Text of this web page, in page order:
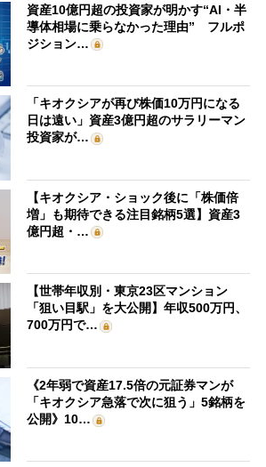
資産10億円超の投資家が明かす“AI・半
導体相場に乗らなかった理由” フルポ
ジション…
「キオクシアが再び株価10万円になる
日は遠い」資産3億円超のサラリーマン
投資家が…
【キオクシア・ショック後に「株価倍
増」も期待できる注目銘柄5選】資産3
億円超・…
【世帯年収別・東京23区マンション
「狙い目駅」を大公開】年収500万円、
700万円で…
《2年弱で資産17.5倍の元証券マンが
「キオクシア急落で次に狙う」5銘柄を
公開》10…